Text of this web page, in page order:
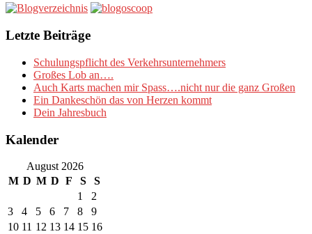
Letzte Beiträge
Schulungspflicht des Verkehrsunternehmers
Großes Lob an….
Auch Karts machen mir Spass….nicht nur die ganz Großen
Ein Dankeschön das von Herzen kommt
Dein Jahresbuch
Kalender
August 2026
M D M D F S
S
1
2
3
4 5 6 7 8
9
10 11 12 13 14 15 16